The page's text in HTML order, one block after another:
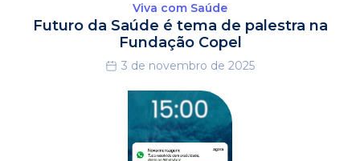
Viva com Saúde
Futuro da Saúde é tema de palestra na
Fundação Copel
3 de novembro de 2025